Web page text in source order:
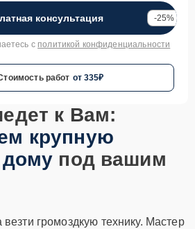
консультация -25%
с политикой конфиденциальности
работ от 335₽
к Вам:
крупную
дому под вашим
громоздкую технику. Мастер